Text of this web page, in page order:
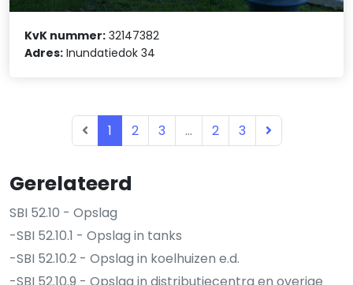
Gerelateerd
SBI 52.10 - Opslag
-SBI 52.10.1 - Opslag in tanks
-SBI 52.10.2 - Opslag in koelhuizen e.d.
-SBI 52.10.9 - Opslag in distributiecentra en overige
KvK nummer: 32147382
Adres: Inundatiedok 34
1 2 3 ... 2 3